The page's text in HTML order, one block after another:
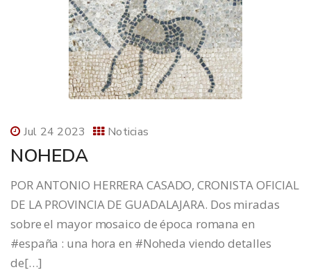
Jul 24 2023 Noticias
NOHEDA
POR ANTONIO HERRERA CASADO, CRONISTA OFICIAL
DE LA PROVINCIA DE GUADALAJARA. Dos miradas
sobre el mayor mosaico de época romana en
#españa : una hora en #Noheda viendo detalles
de[…]